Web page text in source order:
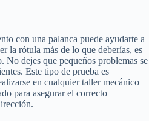
con una palanca puede ayudarte a
la rótula más de lo que deberías, es
No dejes que pequeños problemas se
Este tipo de prueba es
en cualquier taller mecánico
para asegurar el correcto